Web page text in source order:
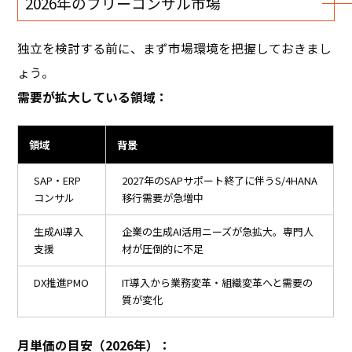
独立を検討する前に、まず市場環境を把握しておきまし
ょう。
需要が拡大している領域：
領域 背景
SAP・ERP
コンサル
2027年のSAPサポート終了に伴うS/4HANA
移行需要が急増中
生成AI導入
支援
企業の生成AI活用ニーズが急拡大。専門人
材が圧倒的に不足
DX推進PMO
IT導入から業務変革・組織変革へと需要の
質が変化
月単価の目安（2026年）：